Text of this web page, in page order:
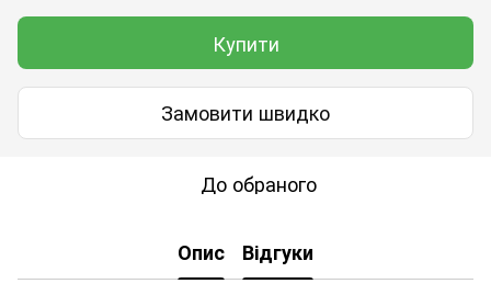
Купити
Замовити швидко
До обраного
Опис Відгуки